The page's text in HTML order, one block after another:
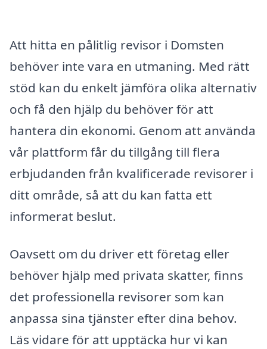
Att hitta en pålitlig revisor i Domsten
behöver inte vara en utmaning. Med rätt
stöd kan du enkelt jämföra olika alternativ
och få den hjälp du behöver för att
hantera din ekonomi. Genom att använda
vår plattform får du tillgång till flera
erbjudanden från kvalificerade revisorer i
ditt område, så att du kan fatta ett
informerat beslut.
Oavsett om du driver ett företag eller
behöver hjälp med privata skatter, finns
det professionella revisorer som kan
anpassa sina tjänster efter dina behov.
Läs vidare för att upptäcka hur vi kan